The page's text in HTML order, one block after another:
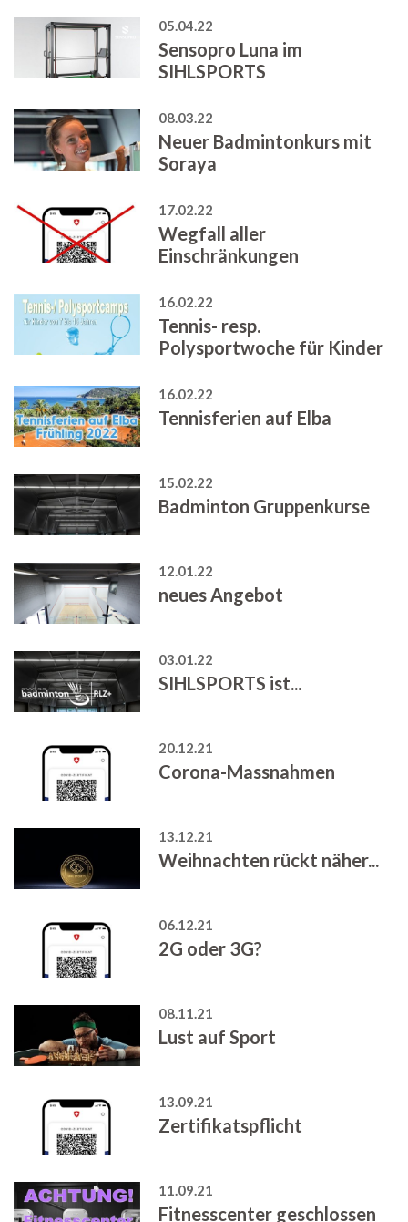
05.04.22
Sensopro Luna im
SIHLSPORTS
08.03.22
Neuer Badmintonkurs mit
Soraya
17.02.22
Wegfall aller
Einschränkungen
16.02.22
Tennis- resp.
Polysportwoche für Kinder
16.02.22
Tennisferien auf Elba
15.02.22
Badminton Gruppenkurse
12.01.22
neues Angebot
03.01.22
SIHLSPORTS ist...
20.12.21
Corona-Massnahmen
13.12.21
Weihnachten rückt näher...
06.12.21
2G oder 3G?
08.11.21
Lust auf Sport
13.09.21
Zertifikatspflicht
11.09.21
Fitnesscenter geschlossen